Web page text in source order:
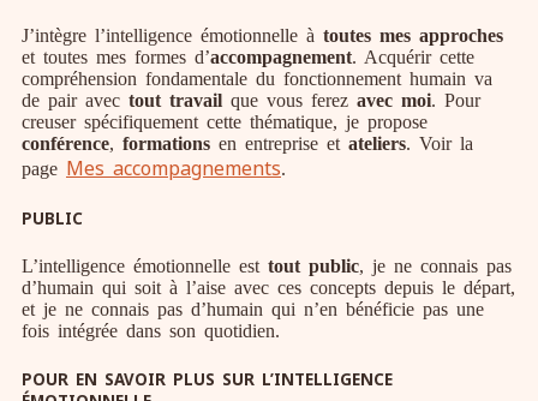
J’intègre l’intelligence émotionnelle à toutes mes approches
et toutes mes formes d’accompagnement. Acquérir cette
compréhension fondamentale du fonctionnement humain va
de pair avec tout travail que vous ferez avec moi. Pour
creuser spécifiquement cette thématique, je propose
conférence, formations en entreprise et ateliers. Voir la
page Mes accompagnements.
PUBLIC
L’intelligence émotionnelle est tout public, je ne connais pas
d’humain qui soit à l’aise avec ces concepts depuis le départ,
et je ne connais pas d’humain qui n’en bénéficie pas une
fois intégrée dans son quotidien.
POUR EN SAVOIR PLUS SUR L’INTELLIGENCE